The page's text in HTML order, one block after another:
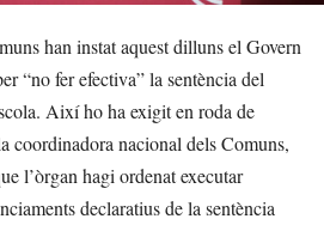
han instat aquest dilluns el Govern
“no fer efectiva” la sentència del
Així ho ha exigit en roda de
coordinadora nacional dels Comuns,
l’òrgan hagi ordenat executar
declaratius de la sentència